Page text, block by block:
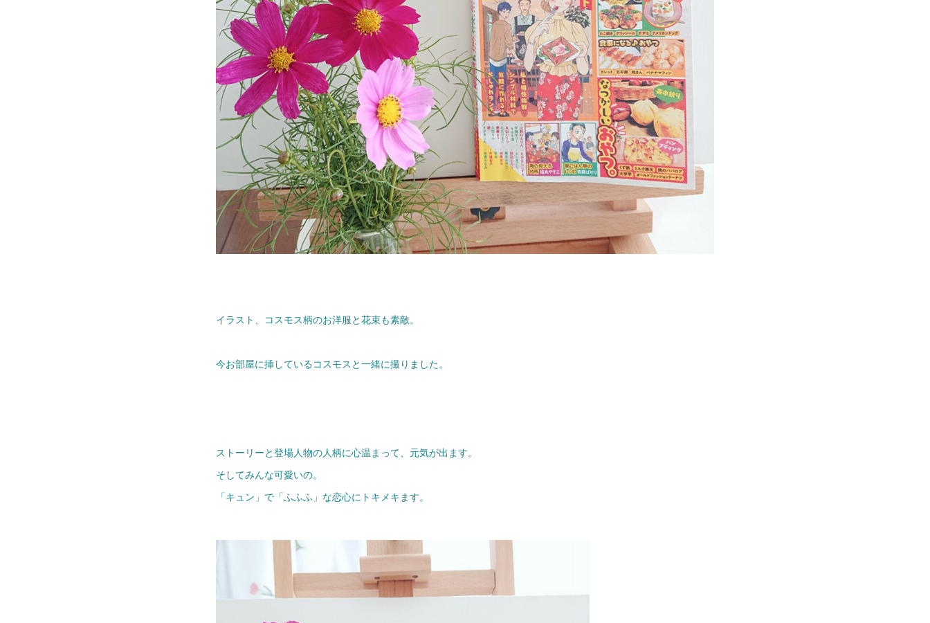
イラスト、コスモス柄のお洋服と花束も素敵。
今お部屋に挿しているコスモスと一緒に撮りました。
ストーリーと登場人物の人柄に心温まって、元気が出ます。
そしてみんな可愛いの。
「キュン」で「ふふふ」な恋心にトキメキます。